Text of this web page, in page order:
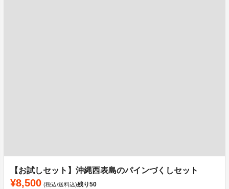
【お試しセット】沖縄西表島のパインづくしセット
¥8,500 (税込/送料込)残り50